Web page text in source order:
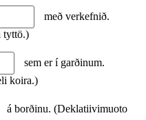
með verkefnið.
tyttö.)
sem er í garðinum.
koira.)
á borðinu. (Deklatiivimuoto